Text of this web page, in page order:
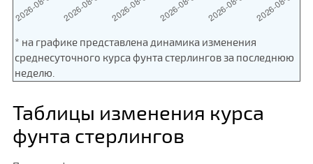
* на графике представлена динамика изменения
среднесуточного курса фунта стерлингов за последнюю
неделю.
Таблицы изменения курса
фунта стерлингов